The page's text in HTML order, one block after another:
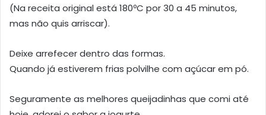
(Na receita original está 180ºC por 30 a 45 minutos,
mas não quis arriscar).
Deixe arrefecer dentro das formas.
Quando já estiverem frias polvilhe com açúcar em pó.
Seguramente as melhores queijadinhas que comi até